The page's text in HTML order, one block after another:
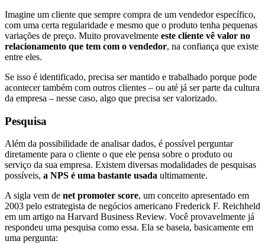
Imagine um cliente que sempre compra de um vendedor específico,
com uma certa regularidade e mesmo que o produto tenha pequenas
variações de preço. Muito provavelmente este cliente vê valor no
relacionamento que tem com o vendedor, na confiança que existe
entre eles.
Se isso é identificado, precisa ser mantido e trabalhado porque pode
acontecer também com outros clientes – ou até já ser parte da cultura
da empresa – nesse caso, algo que precisa ser valorizado.
Pesquisa
Além da possibilidade de analisar dados, é possível perguntar
diretamente para o cliente o que ele pensa sobre o produto ou
serviço da sua empresa. Existem diversas modalidades de pesquisas
possíveis, a NPS é uma bastante usada ultimamente.
A sigla vem de net promoter score, um conceito apresentado em
2003 pelo estrategista de negócios americano Frederick F. Reichheld
em um artigo na Harvard Business Review. Você provavelmente já
respondeu uma pesquisa como essa. Ela se baseia, basicamente em
uma pergunta: